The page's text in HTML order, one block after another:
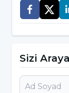
Kişide
Çocuklarda
enfeksiyonu
Sizi